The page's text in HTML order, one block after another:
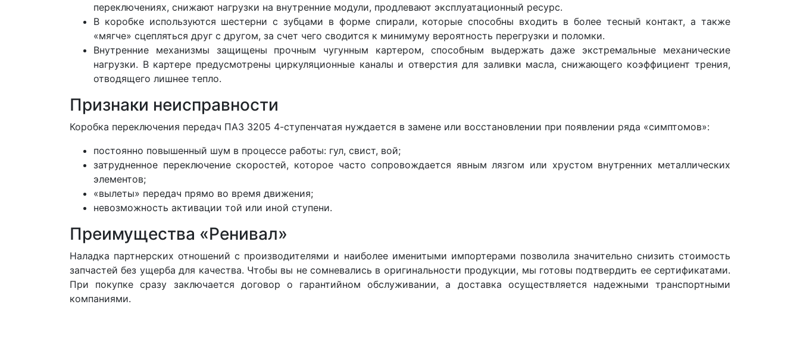
переключениях, снижают нагрузки на внутренние модули, продлевают эксплуатационный ресурс.
В коробке используются шестерни с зубцами в форме спирали, которые способны входить в более тесный контакт, а также
«мягче» сцепляться друг с другом, за счет чего сводится к минимуму вероятность перегрузки и поломки.
Внутренние механизмы защищены прочным чугунным картером, способным выдержать даже экстремальные механические
нагрузки. В картере предусмотрены циркуляционные каналы и отверстия для заливки масла, снижающего коэффициент трения,
отводящего лишнее тепло.
Признаки неисправности
Коробка переключения передач ПАЗ 3205 4-ступенчатая нуждается в замене или восстановлении при появлении ряда «симптомов»:
постоянно повышенный шум в процессе работы: гул, свист, вой;
затрудненное переключение скоростей, которое часто сопровождается явным лязгом или хрустом внутренних металлических
элементов;
«вылеты» передач прямо во время движения;
невозможность активации той или иной ступени.
Преимущества «Ренивал»
Наладка партнерских отношений с производителями и наиболее именитыми импортерами позволила значительно снизить стоимость
запчастей без ущерба для качества. Чтобы вы не сомневались в оригинальности продукции, мы готовы подтвердить ее сертификатами.
При покупке сразу заключается договор о гарантийном обслуживании, а доставка осуществляется надежными транспортными
компаниями.